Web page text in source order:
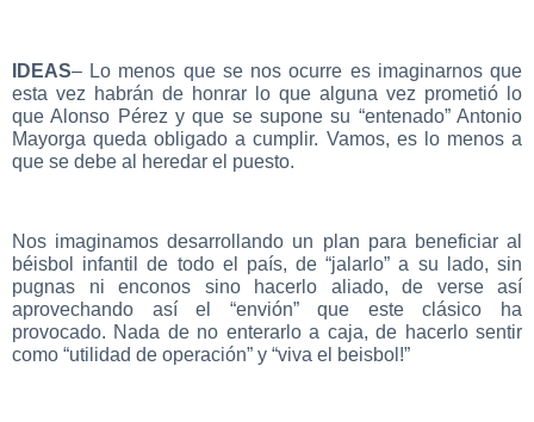
IDEAS– Lo menos que se nos ocurre es imaginarnos que
esta vez habrán de honrar lo que alguna vez prometió lo
que Alonso Pérez y que se supone su “entenado” Antonio
Mayorga queda obligado a cumplir. Vamos, es lo menos a
que se debe al heredar el puesto.
Nos imaginamos desarrollando un plan para beneficiar al
béisbol infantil de todo el país, de “jalarlo” a su lado, sin
pugnas ni enconos sino hacerlo aliado, de verse así
aprovechando así el “envión” que este clásico ha
provocado. Nada de no enterarlo a caja, de hacerlo sentir
como “utilidad de operación” y “viva el beisbol!”